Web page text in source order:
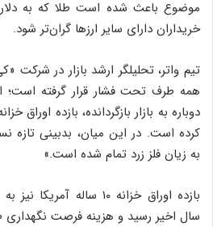
موضوع باعث شده است طلا که به
خریداران دارای سایر ارزها گران‌تر شود.
تیم واتر، تحلیلگر ارشد بازار در شرکت
همه طرف تحت فشار قرار گرفته است؛
دوباره به بازار بازگردانده، بازده اوراق
کرده است. در این میان، بدبینی تازه
به زیان فلز زرد تمام شده است.»
بازده اوراق خزانه ۱۰
سال اخیر رسید و هزینه فرصت نگهداری